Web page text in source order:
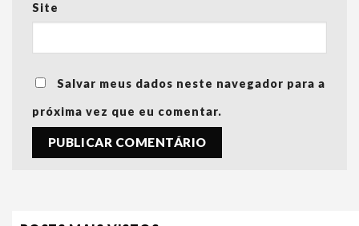
Site
Salvar meus dados neste navegador para a
próxima vez que eu comentar.